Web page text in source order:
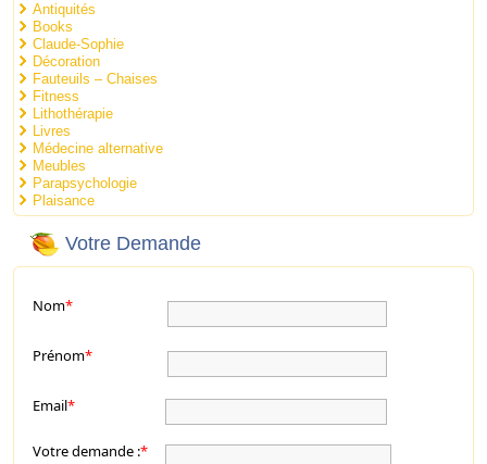
Antiquités
Books
Claude-Sophie
Décoration
Fauteuils – Chaises
Fitness
Lithothérapie
Livres
Médecine alternative
Meubles
Parapsychologie
Plaisance
Votre Demande
Nom*
Prénom*
Email*
Votre demande :*